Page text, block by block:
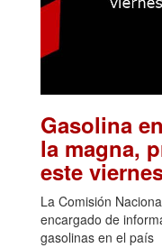
Gasolina
la magna,
este
La Comisión
encargado de
gasolinas en el país